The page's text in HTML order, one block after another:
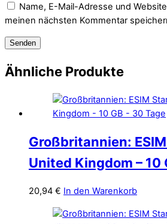
Name, E-Mail-Adresse und
meinen nächsten Kommentar
Ähnliche Produkte
Großbritannien:
United Kingdom – 10
20,94 € In den Warenkorb